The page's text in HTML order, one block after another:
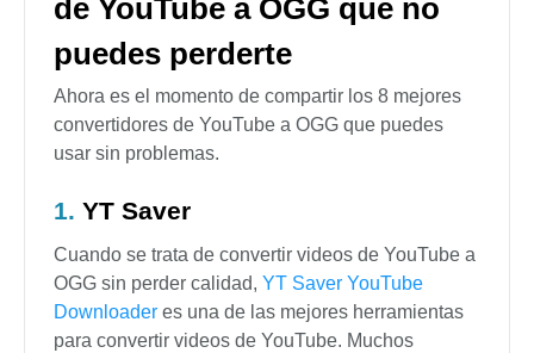
de YouTube a OGG que no
puedes perderte
Ahora es el momento de compartir los 8 mejores
convertidores de YouTube a OGG que puedes
usar sin problemas.
1. YT Saver
Cuando se trata de convertir videos de YouTube a
OGG sin perder calidad, YT Saver YouTube
Downloader es una de las mejores herramientas
para convertir videos de YouTube. Muchos